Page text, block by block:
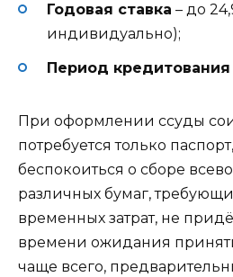
Годовая ставка – до
индивидуально);
Период кредитования
При оформлении ссуды
потребуется только
беспокоиться о сборе
различных бумаг,
временных затрат, не
времени ожидания
чаще всего,